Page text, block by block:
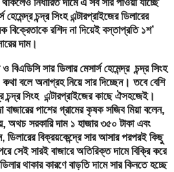
নির্ধারিত দামে এ সব সার পাওয়া যাচ্ছে
চন্দ্র সিংহ এন্টারপ্রাইজের ডিলারের
বিক্রেতাকে রশিদ না দিয়েই বস্তাপ্রতি ১শ’
দাম।
সার ডিলার মেসার্স হেমেন্দ্র চন্দ্র সিংহ
কথা বলে অনাগ্রহ নিয়ে সার দিচ্ছেন। তবে বেশি
চন্দ্র সিংহ এন্টারপ্রাইজের কাছে ঐসহজেই।
বাজারের পাশের গ্রামের কৃষক সজিব মিয়া বলেন,
অথচ সরকারি দাম ১ হাজার ৩৫০ টাকা এবং
বিক্রয়কেন্দ্রে সার আসার পরপরই কিছু
সেই সারই বাজারে অতিরিক্ত দামে বিক্রি করে
থাকার কারণে বাড়তি দামে সার কিনতে হচ্ছে